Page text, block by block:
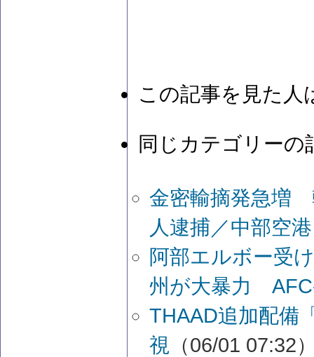
この記事を見た人
同じカテゴリーの
金密輸摘発急増
人逮捕／中部空港
阿部エルボー受
州が大暴力
THAAD追加配備
視 （06/01 07:32